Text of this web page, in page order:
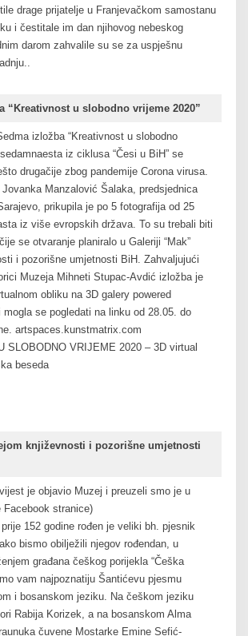
drage prijatelje u Franjevačkom samostanu
i čestitale im dan njihovog nebeskog
darom zahvalile su se za uspješnu
“Kreativnost u slobodno vrijeme 2020”
izložba “Kreativnost u slobodno
iz ciklusa “Česi u BiH” se
drugačije zbog pandemije Corona virusa.
Manzalović Šalaka, predsjednica
prikupila je po 5 fotografija od 25
iz više evropskih država. To su trebali biti
se otvaranje planiralo u Galeriji “Mak”
i pozorišne umjetnosti BiH. Zahvaljujući
Muzeja Mihneti Stupac-Avdić izložba je
obliku na 3D galery powered
mogla se pogledati na linku od 28.05. do
artspaces.kunstmatrix.com
SLOBODNO VRIJEME 2020 – 3D virtual
beseda
književnosti i pozorišne umjetnosti
je objavio Muzej i preuzeli smo je u
stranice)
prije 152 godine rođen je veliki bh. pjesnik
bismo obilježili njegov rođendan, u
građana češkog porijekla “Češka
vam najpoznatiju Šantićevu pjesmu
i bosanskom jeziku. Na češkom jeziku
Rabija Korizek, a na bosanskom Alma
čuvene Mostarke Emine Sefić-